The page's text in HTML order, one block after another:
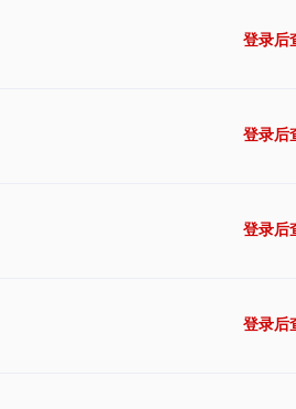
登录后
登录后
登录后
登录后